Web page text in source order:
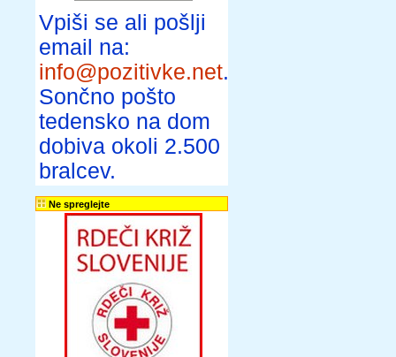
Vpiši se ali pošlji
email na:
info@pozitivke.net.
Sončno pošto
tedensko na dom
dobiva okoli 2.500
bralcev.
Ne spreglejte